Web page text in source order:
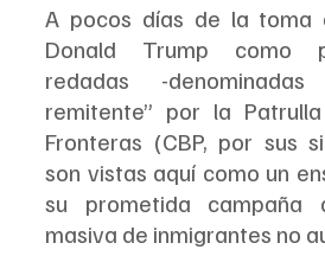
A pocos días de la toma
Donald Trump como
redadas -
remitente” por la
Fronteras (CBP, por sus
son vistas aquí como un
su prometida campaña
masiva de inmigrantes no